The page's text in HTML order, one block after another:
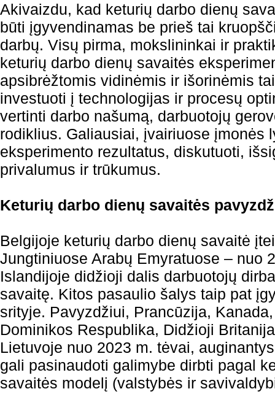
Akivaizdu, kad keturių darbo dienų
būti įgyvendinamas be prieš tai
darbų. Visų pirma, mokslininkai ir
keturių darbo dienų savaitės
apsibrėžtomis vidinėmis ir išorinėmis
investuoti į technologijas ir procesų
vertinti darbo našumą, darbuotojų
rodiklius. Galiausiai, įvairiuose įmonės
eksperimento rezultatus, diskutuoti,
privalumus ir trūkumus.
Keturių darbo dienų savaitės
Belgijoje keturių darbo dienų savaitė
Jungtiniuose Arabų Emyratuose – nuo
Islandijoje didžioji dalis darbuotojų
savaitę. Kitos pasaulio šalys taip pat
srityje. Pavyzdžiui, Prancūzija,
Dominikos Respublika, Didžioji
Lietuvoje nuo 2023 m. tėvai,
gali pasinaudoti galimybe dirbti pagal
savaitės modelį (valstybės ir